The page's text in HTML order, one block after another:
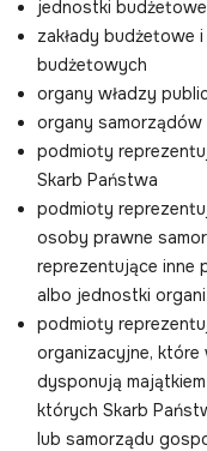
jednostki budżetowe
zakłady
budżetowych
organy władzy
organy
podmioty
Skarb Państwa
podmioty
osoby prawne
reprezentujące inne
albo jednostki
podmioty
organizacyjne, które
dysponują
których Skarb
lub samorządu